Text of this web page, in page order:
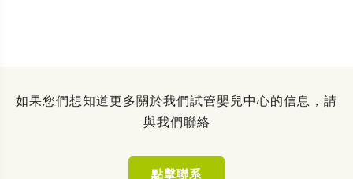
如果您們想知道更多關於我們試管嬰兒中心的信息，請
與我們聯絡
點擊聯系